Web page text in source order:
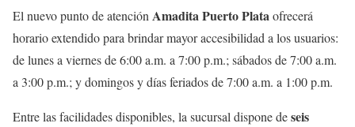
El nuevo punto de atención Amadita Puerto Plataofrecerá
horario extendido para brindar mayor accesibilidad a los usuarios:
de lunes a viernes de 6:00 a.m. a 7:00 p.m.; sábados de 7:00 a.m.
a 3:00 p.m.; y domingos y días feriados de 7:00 a.m. a 1:00 p.m.
Entre las facilidades disponibles, la sucursal dispone deseis